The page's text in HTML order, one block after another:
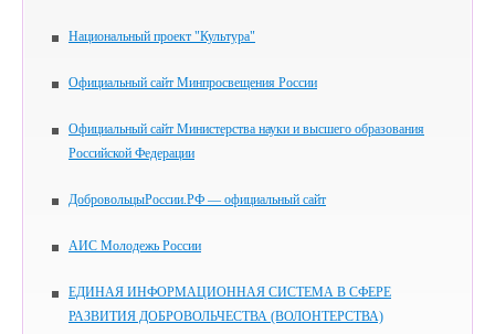
Национальный проект "Культура"
Официальный сайт Минпросвещения России
Официальный сайт Министерства науки и высшего образования
Российской Федерации
ДобровольцыРоссии.РФ — официальный сайт
АИС Молодежь России
ЕДИНАЯ ИНФОРМАЦИОННАЯ СИСТЕМА В СФЕРЕ
РАЗВИТИЯ ДОБРОВОЛЬЧЕСТВА (ВОЛОНТЕРСТВА)